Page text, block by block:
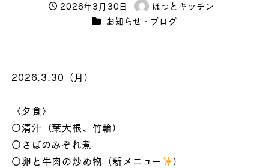
投稿日
2026年3月30日
著
者
ほっとキッチン
カテゴリー
お知らせ・ブログ
2026.3.30（月）
〈夕食〉
〇清汁（葉大根、竹輪）
〇さばのみぞれ煮
〇卵と牛肉の炒め物（新メニュー
）